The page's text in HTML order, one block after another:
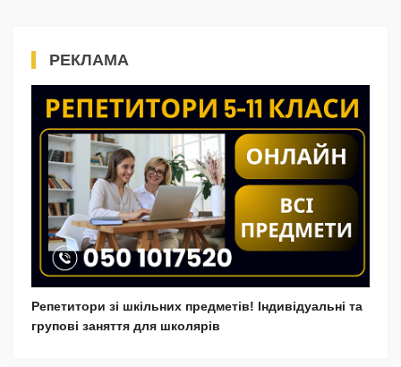
РЕКЛАМА
Репетитори зі шкільних предметів! Індивідуальні та
групові заняття для школярів